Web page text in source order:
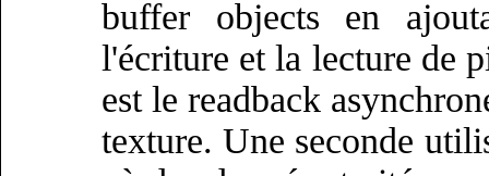
buffer objects en
l'écriture et la lecture de
est le readback
texture. Une seconde